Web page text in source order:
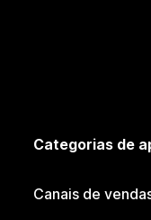
Categorias de
Canais de